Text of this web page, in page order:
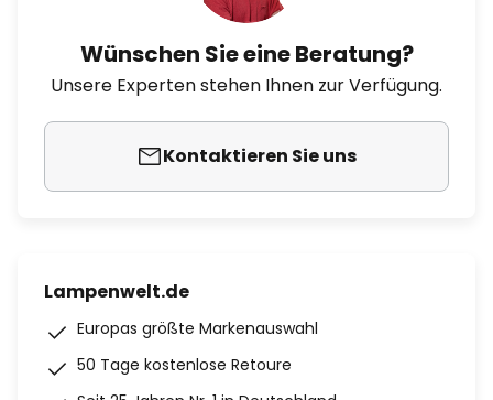
Wünschen Sie eine Beratung?
Unsere Experten stehen Ihnen zur Verfügung.
Kontaktieren Sie uns
Lampenwelt.de
Europas größte Markenauswahl
50 Tage kostenlose Retoure